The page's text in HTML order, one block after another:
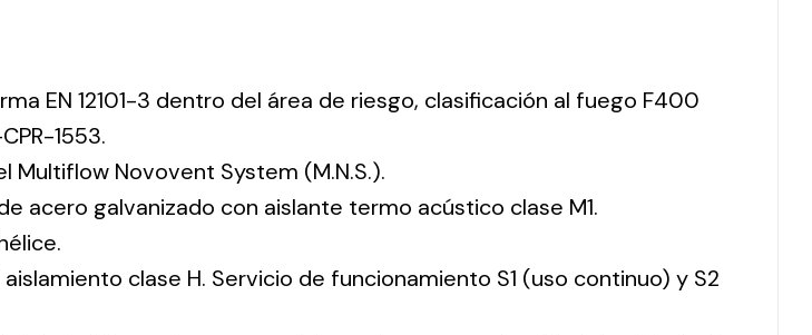
EN 12101-3 dentro del área de riesgo, clasificación al fuego F400
1553.
Multiflow Novovent System (M.N.S.).
acero galvanizado con aislante termo acústico clase M1.
clase H. Servicio de funcionamiento S1 (uso continuo) y S2